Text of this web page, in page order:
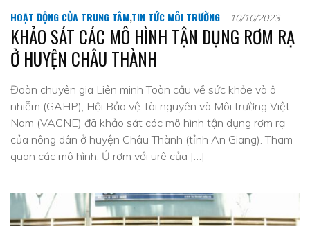
HOẠT ĐỘNG CỦA TRUNG TÂM,TIN TỨC MÔI TRƯỜNG 10/10/2023
KHẢO SÁT CÁC MÔ HÌNH TẬN DỤNG RƠM RẠ
Ở HUYỆN CHÂU THÀNH
Đoàn chuyên gia Liên minh Toàn cầu về sức khỏe và ô
nhiễm (GAHP), Hội Bảo vệ Tài nguyên và Môi trường Việt
Nam (VACNE) đã khảo sát các mô hình tận dụng rơm rạ
của nông dân ở huyện Châu Thành (tỉnh An Giang). Tham
quan các mô hình: Ủ rơm với urê của […]